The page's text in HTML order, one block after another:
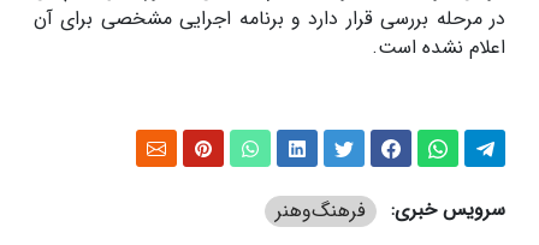
در مرحله بررسی قرار دارد و برنامه اجرایی مشخصی برای آن
اعلام نشده است.
سرویس خبری: فرهنگ‌و‌هنر